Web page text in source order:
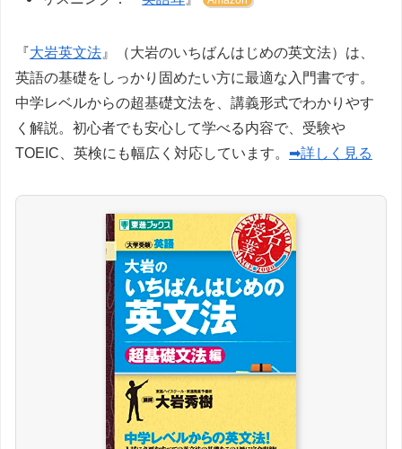
『大岩英文法 』（大岩のいちばんはじめの英文法）は、
英語の基礎をしっかり固めたい方に最適な入門書です。
中学レベルからの超基礎文法を、講義形式でわかりやす
く解説。初心者でも安心して学べる内容で、受験や
TOEIC、英検にも幅広く対応しています。 ➡詳しく見る